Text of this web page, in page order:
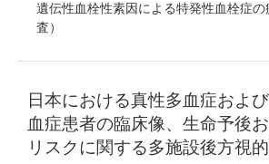
遺伝性血栓性素因による特発性血栓症の
査）
日本における真性多血症およ
血症患者の臨床像、生命予後
リスクに関する多施設後方視